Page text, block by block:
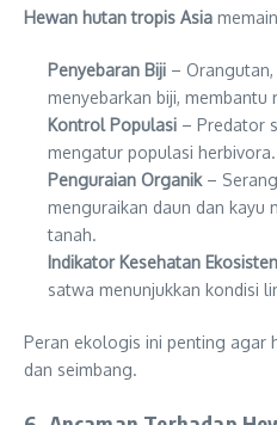
Hewan hutan tropis Asia
Penyebaran Biji –
menyebarkan biji, membantu
Kontrol Populasi – Predator
mengatur populasi herbivora.
Penguraian Organik–
menguraikan daun dan kayu
tanah.
Indikator Kesehatan
satwa menunjukkan kondisi
Peran ekologis ini penting agar
dan seimbang.